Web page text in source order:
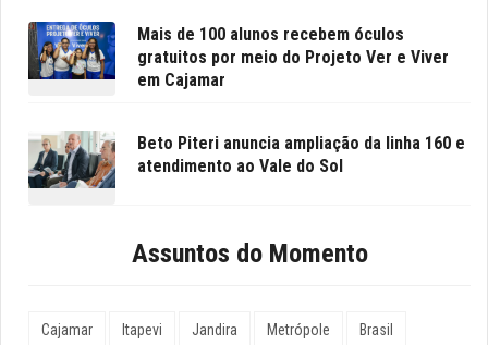
Mais de 100 alunos recebem óculos
gratuitos por meio do Projeto Ver e Viver
em Cajamar
Beto Piteri anuncia ampliação da linha 160 e
atendimento ao Vale do Sol
Assuntos do Momento
Cajamar Itapevi Jandira Metrópole Brasil